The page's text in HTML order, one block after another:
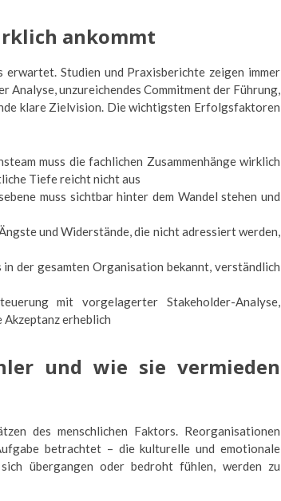
ankommt
Studien und Praxisberichte zeigen immer
unzureichendes Commitment der Führung,
klare Zielvision. Die wichtigsten Erfolgsfaktoren
muss die fachlichen Zusammenhänge wirklich
Tiefe reicht nicht aus
muss sichtbar hinter dem Wandel stehen und
Ängste und Widerstände, die nicht adressiert werden,
in der gesamten Organisation bekannt, verständlich
mit vorgelagerter Stakeholder-Analyse,
erheblich
und wie sie vermieden
des menschlichen Faktors. Reorganisationen
betrachtet – die kulturelle und emotionale
übergangen oder bedroht fühlen, werden zu